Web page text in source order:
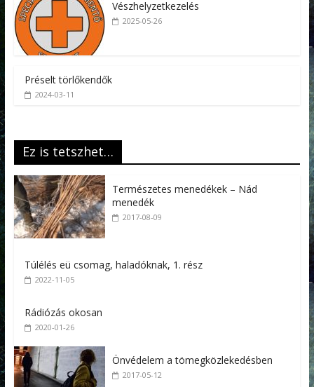
Vészhelyzetkezelés
2025-05-26
Préselt törlőkendők
2024-03-11
Ez is tetszhet…
Természetes menedékek – Nád
menedék
2017-08-09
Túlélés eü csomag, haladóknak, 1. rész
2022-11-05
Rádiózás okosan
2020-01-26
Önvédelem a tömegközlekedésben
2017-05-12